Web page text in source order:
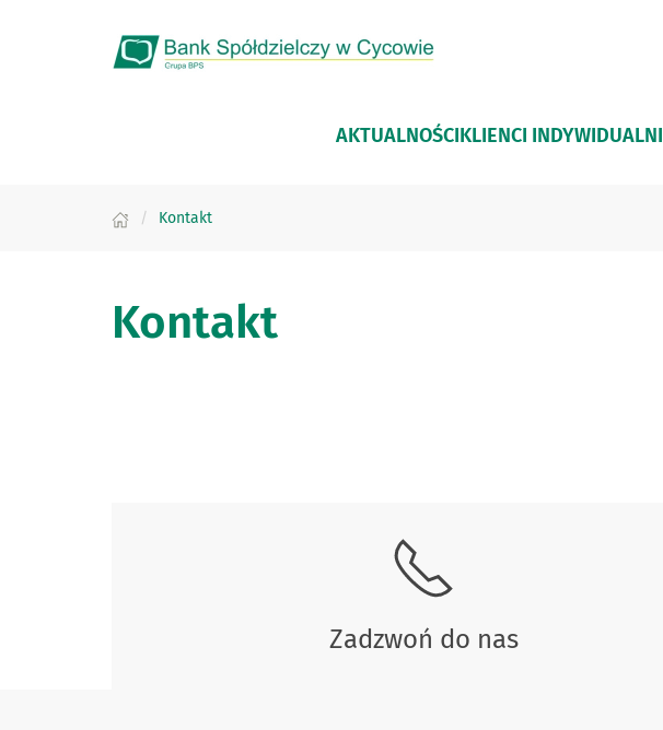
AKTUALNOŚCIKLIENCI INDYWIDUALNI
Kontakt
Kontakt
Zadzwoń do nas